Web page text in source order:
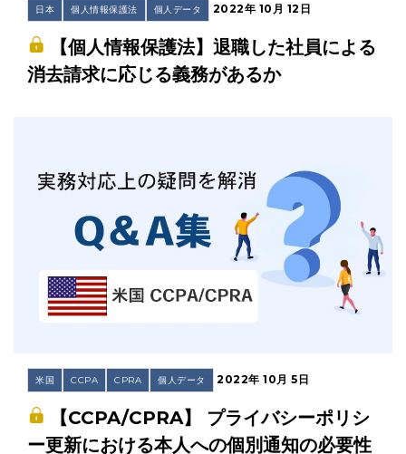
日本 個人情報保護法 個人データ 2022年 10月 12日
【個人情報保護法】退職した社員による
消去請求に応じる義務があるか
米国 CCPA CPRA 個人データ 2022年 10月 5日
【CCPA/CPRA】 プライバシーポリシ
ー更新における本人への個別通知の必要性